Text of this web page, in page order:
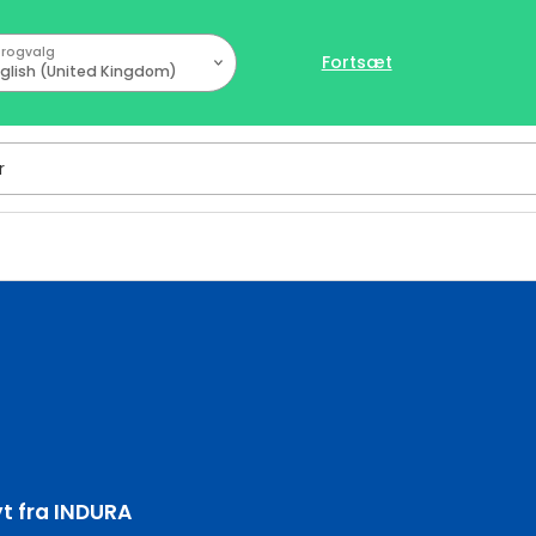
(United Kingdom) Fortsæt
INDURA